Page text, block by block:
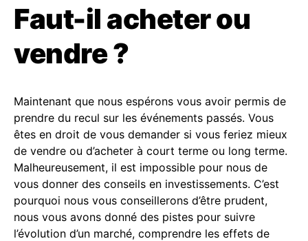
Faut-il acheter ou
vendre ?
Maintenant que nous espérons vous avoir permis de
prendre du recul sur les événements passés. Vous
êtes en droit de vous demander si vous feriez mieux
de vendre ou d’acheter à court terme ou long terme.
Malheureusement, il est impossible pour nous de
vous donner des conseils en investissements. C’est
pourquoi nous vous conseillerons d’être prudent,
nous vous avons donné des pistes pour suivre
l’évolution d’un marché, comprendre les effets de